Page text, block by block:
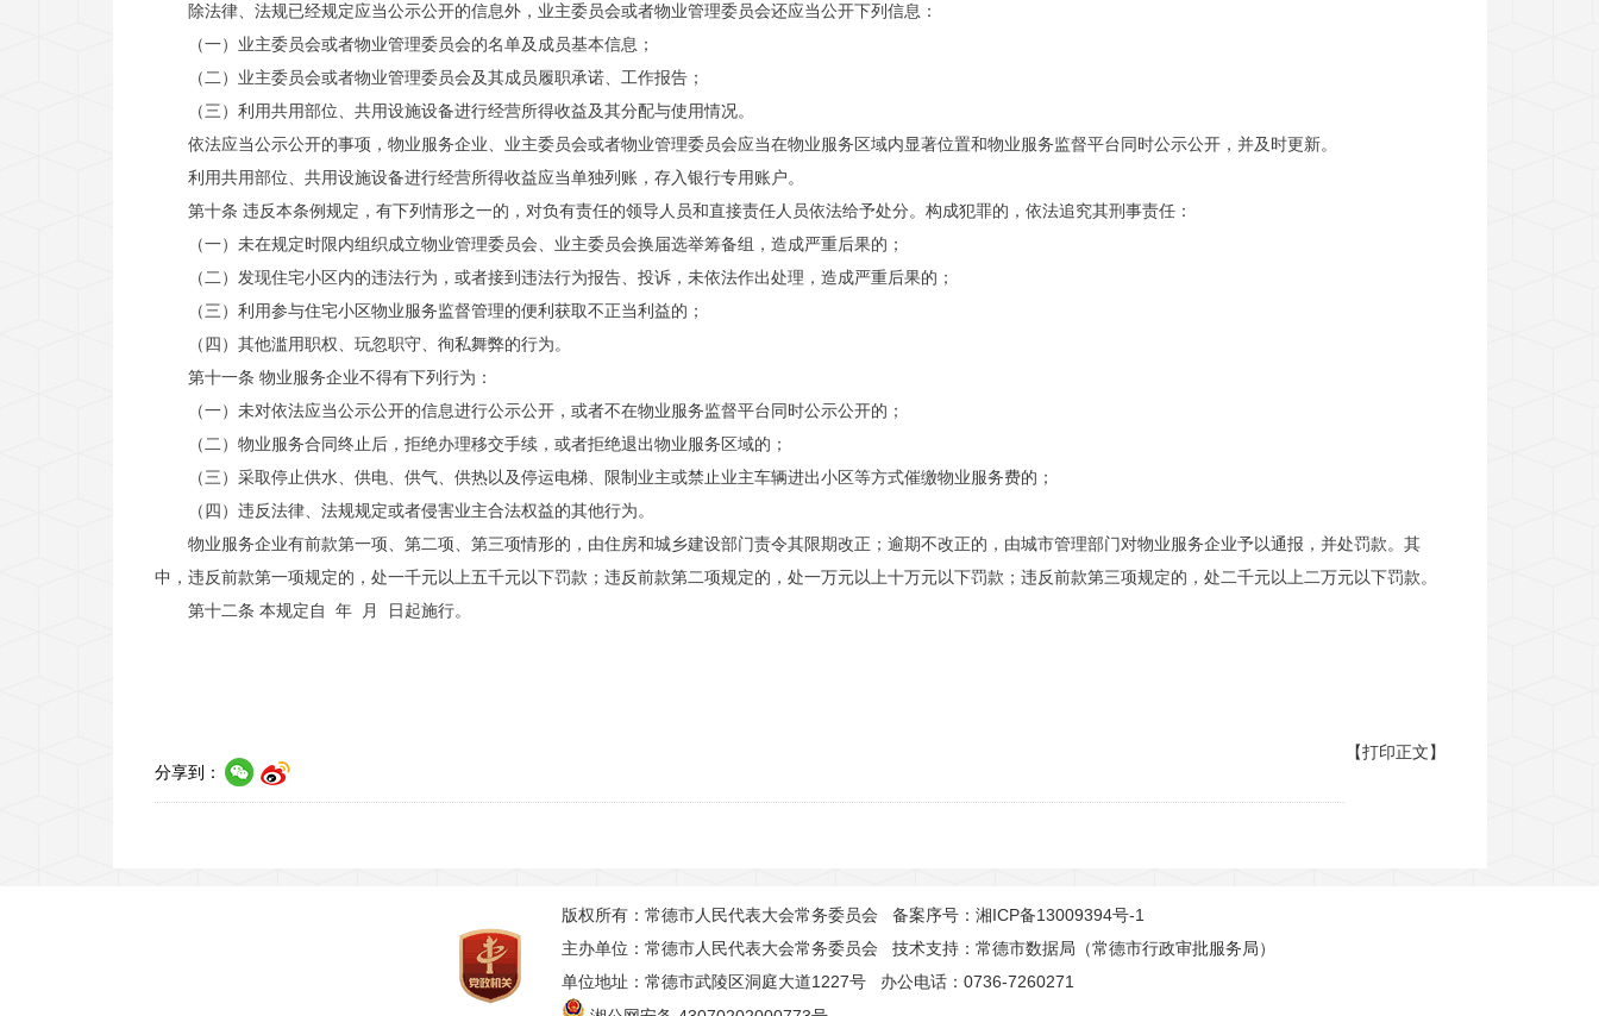
除法律、法规已经规定应当公示公开的信息外，业主委员会或者物业管理委员会还应当公开下列信息：
（一）业主委员会或者物业管理委员会的名单及成员基本信息；
（二）业主委员会或者物业管理委员会及其成员履职承诺、工作报告；
（三）利用共用部位、共用设施设备进行经营所得收益及其分配与使用情况。
依法应当公示公开的事项，物业服务企业、业主委员会或者物业管理委员会应当在物业服务区域内显著位置和物业服务监督平台同时公示公开，并及时更新。
利用共用部位、共用设施设备进行经营所得收益应当单独列账，存入银行专用账户。
第十条 违反本条例规定，有下列情形之一的，对负有责任的领导人员和直接责任人员依法给予处分。构成犯罪的，依法追究其刑事责任：
（一）未在规定时限内组织成立物业管理委员会、业主委员会换届选举筹备组，造成严重后果的；
（二）发现住宅小区内的违法行为，或者接到违法行为报告、投诉，未依法作出处理，造成严重后果的；
（三）利用参与住宅小区物业服务监督管理的便利获取不正当利益的；
（四）其他滥用职权、玩忽职守、徇私舞弊的行为。
第十一条 物业服务企业不得有下列行为：
（一）未对依法应当公示公开的信息进行公示公开，或者不在物业服务监督平台同时公示公开的；
（二）物业服务合同终止后，拒绝办理移交手续，或者拒绝退出物业服务区域的；
（三）采取停止供水、供电、供气、供热以及停运电梯、限制业主或禁止业主车辆进出小区等方式催缴物业服务费的；
（四）违反法律、法规规定或者侵害业主合法权益的其他行为。
物业服务企业有前款第一项、第二项、第三项情形的，由住房和城乡建设部门责令其限期改正；逾期不改正的，由城市管理部门对物业服务企业予以通报，并处罚款。其
中，违反前款第一项规定的，处一千元以上五千元以下罚款；违反前款第二项规定的，处一万元以上十万元以下罚款；违反前款第三项规定的，处二千元以上二万元以下罚款。
第十二条 本规定自 年 月 日起施行。
【打印正文】
分享到：
版权所有：常德市人民代表大会常务委员会 备案序号： 湘ICP备13009394号-1
主办单位：常德市人民代表大会常务委员会 技术支持：常德市数据局（常德市行政审批服务局）
单位地址：常德市武陵区洞庭大道1227号 办公电话：0736-7260271